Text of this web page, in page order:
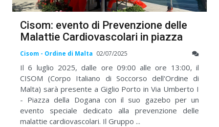
Cisom: evento di Prevenzione delle
Malattie Cardiovascolari in piazza
Cisom - Ordine di Malta 02/07/2025
Il 6 luglio 2025, dalle ore 09:00 alle ore 13:00, il
CISOM (Corpo Italiano di Soccorso dell'Ordine di
Malta) sarà presente a Giglio Porto in Via Umberto I
- Piazza della Dogana con il suo gazebo per un
evento speciale dedicato alla prevenzione delle
malattie cardiovascolari. Il Gruppo ...